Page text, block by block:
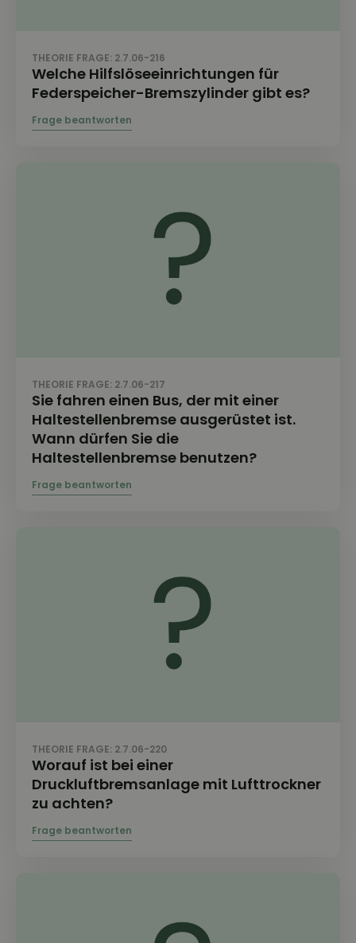
THEORIE FRAGE: 2.7.06-216
Welche Hilfslöseeinrichtungen für
Federspeicher-Bremszylinder gibt es?
THEORIE FRAGE: 2.7.06-217
Sie fahren einen Bus, der mit einer
Haltestellenbremse ausgerüstet ist.
Wann dürfen Sie die
Haltestellenbremse benutzen?
THEORIE FRAGE: 2.7.06-220
Worauf ist bei einer
Druckluftbremsanlage mit Lufttrockner
zu achten?